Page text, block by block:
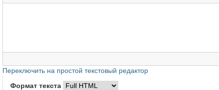
Переключить на простой текстовый редактор
Формат текста